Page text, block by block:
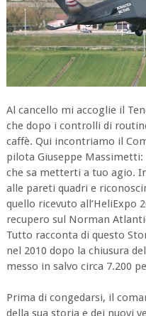
Al cancello mi accoglie il
che dopo i controlli di
caffè. Qui incontriamo il
pilota Giuseppe
che sa metterti a tuo agio.
alle pareti quadri e
quello ricevuto all’HeliExpo
recupero sul Norman
Tutto racconta di questo
nel 2010 dopo la chiusura
messo in salvo circa 7.200
Prima di congedarsi, il
della sua storia e dei nuovi